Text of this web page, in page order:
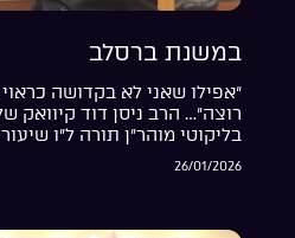
במשנת ברסלב
“אפילו שאני לא בקדושה
רוצה”… הרב ניסן דוד קיוואק
בליקוטי מוהר”ן תורה ל”ו שיעור 2 פרשת בא התשפ”ו
26/01/2026